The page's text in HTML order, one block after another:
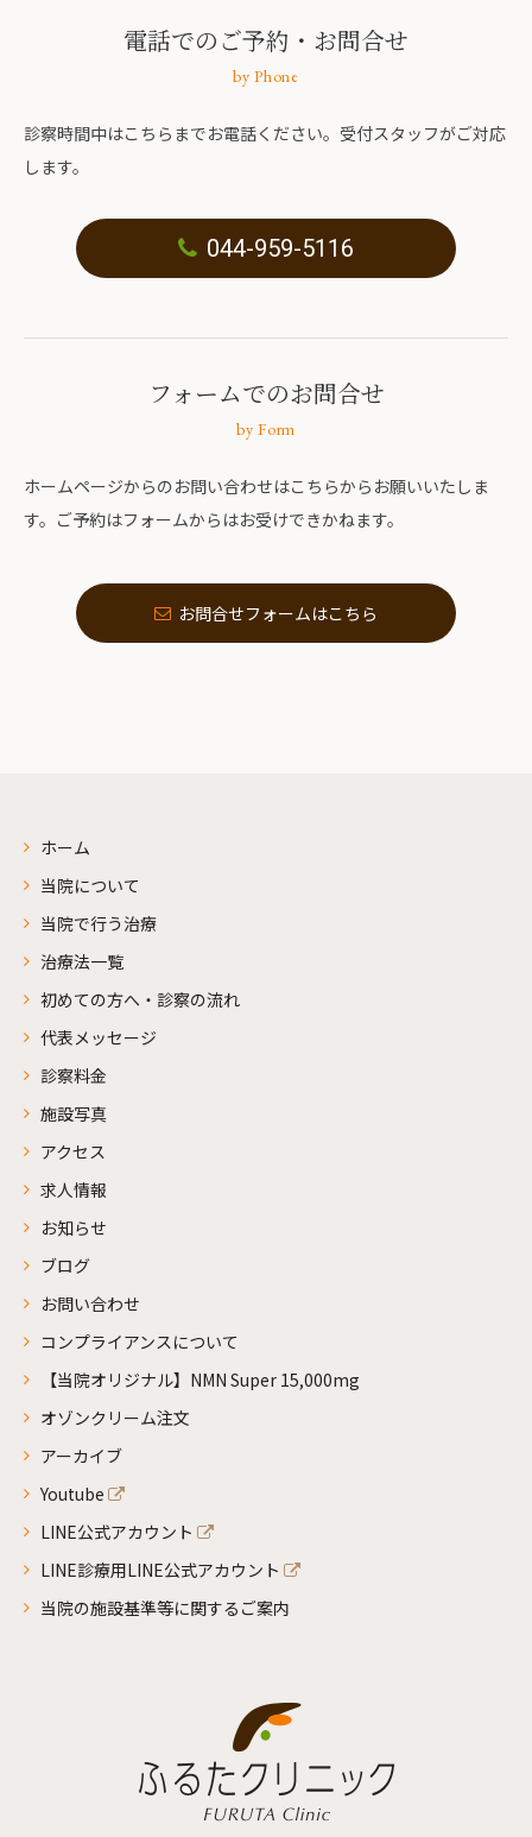
電話でのご予約 ・お問合せ
by Phone
診察時間中はこちらまでお電話ください。受付スタッフがご対応
します。
044-959-5116
フォームでのお問合せ
by Form
ホームページからのお問い合わせはこちらからお願いいたしま
す。ご予約はフォームからはお受けできかねます。
お問合せフォームはこちら
ホーム
当院について
当院で行う治療
治療法一覧
初めての方へ・診察の流れ
代表メッセージ
診察料金
施設写真
アクセス
求人情報
お知らせ
ブログ
お問い合わせ
コンプライアンスについて
【当院オリジナル】NMN Super 15,000mg
オゾンクリーム注文
アーカイブ
Youtube
LINE公式アカウント
LINE診療用LINE公式アカウント
当院の施設基準等に関するご案内